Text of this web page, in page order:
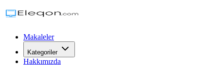
Makaleler
Kategoriler
Hakkımızda